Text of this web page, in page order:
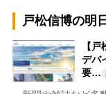
戸松信博の明
【
デバ
要…